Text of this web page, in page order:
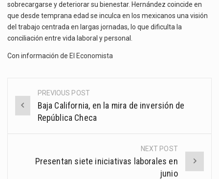
sobrecargarse y deteriorar su bienestar. Hernández coincide en
que desde temprana edad se inculca en los mexicanos una visión
del trabajo centrada en largas jornadas, lo que dificulta la
conciliación entre vida laboral y personal.
Con información de El Economista
Post
navigation
PREVIOUS POST
Baja California, en la mira de inversión de
República Checa
NEXT POST
Presentan siete iniciativas laborales en
junio